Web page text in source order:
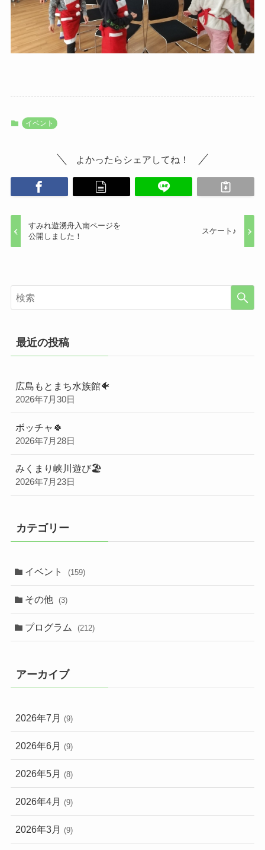
イベント
よかったらシェアしてね！
すみれ遊湧舟入南ページを
公開しました！
スケート♪
最近の投稿
広島もとまち水族館🐠
2026年7月30日
ボッチャ🍀
2026年7月28日
みくまり峡川遊び🏖️
2026年7月23日
カテゴリー
イベント (159)
その他 (3)
プログラム (212)
アーカイブ
2026年7月 (9)
2026年6月 (9)
2026年5月 (8)
2026年4月 (9)
2026年3月 (9)